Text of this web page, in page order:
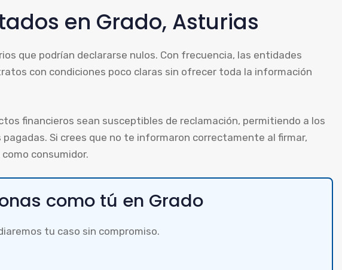
en Grado, Asturias
que podrían declararse nulos. Con frecuencia, las entidades
con condiciones poco claras sin ofrecer toda la información
financieros sean susceptibles de reclamación, permitiendo a los
Si crees que no te informaron correctamente al firmar,
consumidor.
como tú en Grado
tu caso sin compromiso.